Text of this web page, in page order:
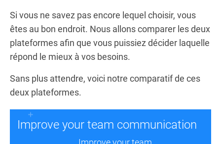
Si vous ne savez pas encore lequel choisir, vous
êtes au bon endroit. Nous allons comparer les deux
plateformes afin que vous puissiez décider laquelle
répond le mieux à vos besoins.
Sans plus attendre, voici notre comparatif de ces
deux plateformes.
Improve your team communication